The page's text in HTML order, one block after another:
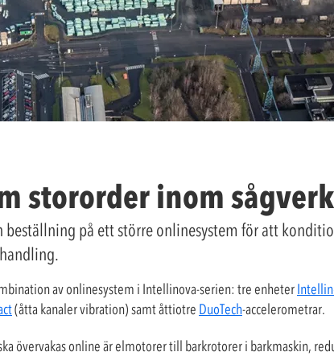
stororder inom
på ett större onlinesystem för att
av onlinesystem i Intellinova-serien: tre enheter
(åtta kanaler vibration) samt åttiotre DuoTech-accelerometrar.
övervakas online är elmotorer till barkrotorer i barkmaskin,